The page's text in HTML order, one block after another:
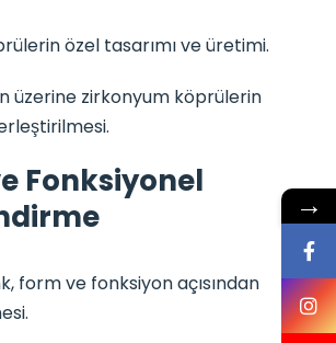
özel tasarımı ve üretimi.
üzerine zirkonyum köprülerin
Fonksiyonel
form ve fonksiyon açısından
→